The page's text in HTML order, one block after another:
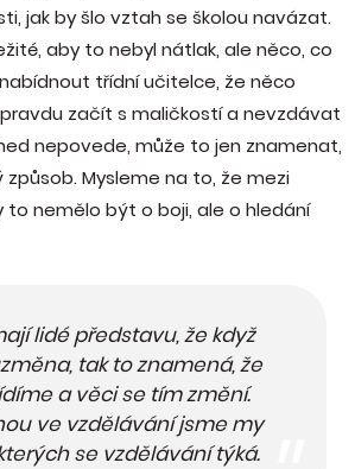
jak by šlo vztah se školou navázat.
aby to nebyl nátlak, ale něco, co
třídní učitelce, že něco
začít s maličkostí a nevzdávat
nepovede, může to jen znamenat,
Mysleme na to, že mezi
to nemělo být o boji, ale o hledání
lidé představu, že když
tak to znamená, že
a věci se tím změní.
ve vzdělávání jsme my
se vzdělávání týká.